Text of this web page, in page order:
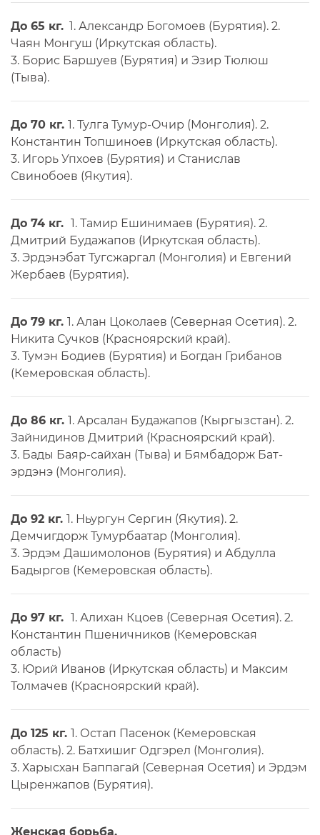
До 65 кг. 1. Александр Богомоев (Бурятия). 2.
Чаян Монгуш (Иркутская область).
3. Борис Баршуев (Бурятия) и Эзир Тюлюш
(Тыва).
До 70 кг. 1. Тулга Тумур-Очир (Монголия). 2.
Константин Топшиноев (Иркутская область).
3. Игорь Упхоев (Бурятия) и Станислав
Свинобоев (Якутия).
До 74 кг. 1. Тамир Ешинимаев (Бурятия). 2.
Дмитрий Будажапов (Иркутская область).
3. Эрдэнэбат Тугсжаргал (Монголия) и Евгений
Жербаев (Бурятия).
До 79 кг. 1. Алан Цоколаев (Северная Осетия). 2.
Никита Сучков (Красноярский край).
3. Тумэн Бодиев (Бурятия) и Богдан Грибанов
(Кемеровская область).
До 86 кг. 1. Арсалан Будажапов (Кыргызстан). 2.
Зайнидинов Дмитрий (Красноярский край).
3. Бады Баяр-сайхан (Тыва) и Бямбадорж Бат-
эрдэнэ (Монголия).
До 92 кг. 1. Ньургун Сергин (Якутия). 2.
Демчигдорж Тумурбаатар (Монголия).
3. Эрдэм Дашимолонов (Бурятия) и Абдулла
Бадыргов (Кемеровская область).
До 97 кг. 1. Алихан Кцоев (Северная Осетия). 2.
Константин Пшеничников (Кемеровская
область)
3. Юрий Иванов (Иркутская область) и Максим
Толмачев (Красноярский край).
До 125 кг. 1. Остап Пасенок (Кемеровская
область). 2. Батхишиг Одгэрел (Монголия).
3. Харысхан Баппагай (Северная Осетия) и Эрдэм
Цыренжапов (Бурятия).
Женская борьба.